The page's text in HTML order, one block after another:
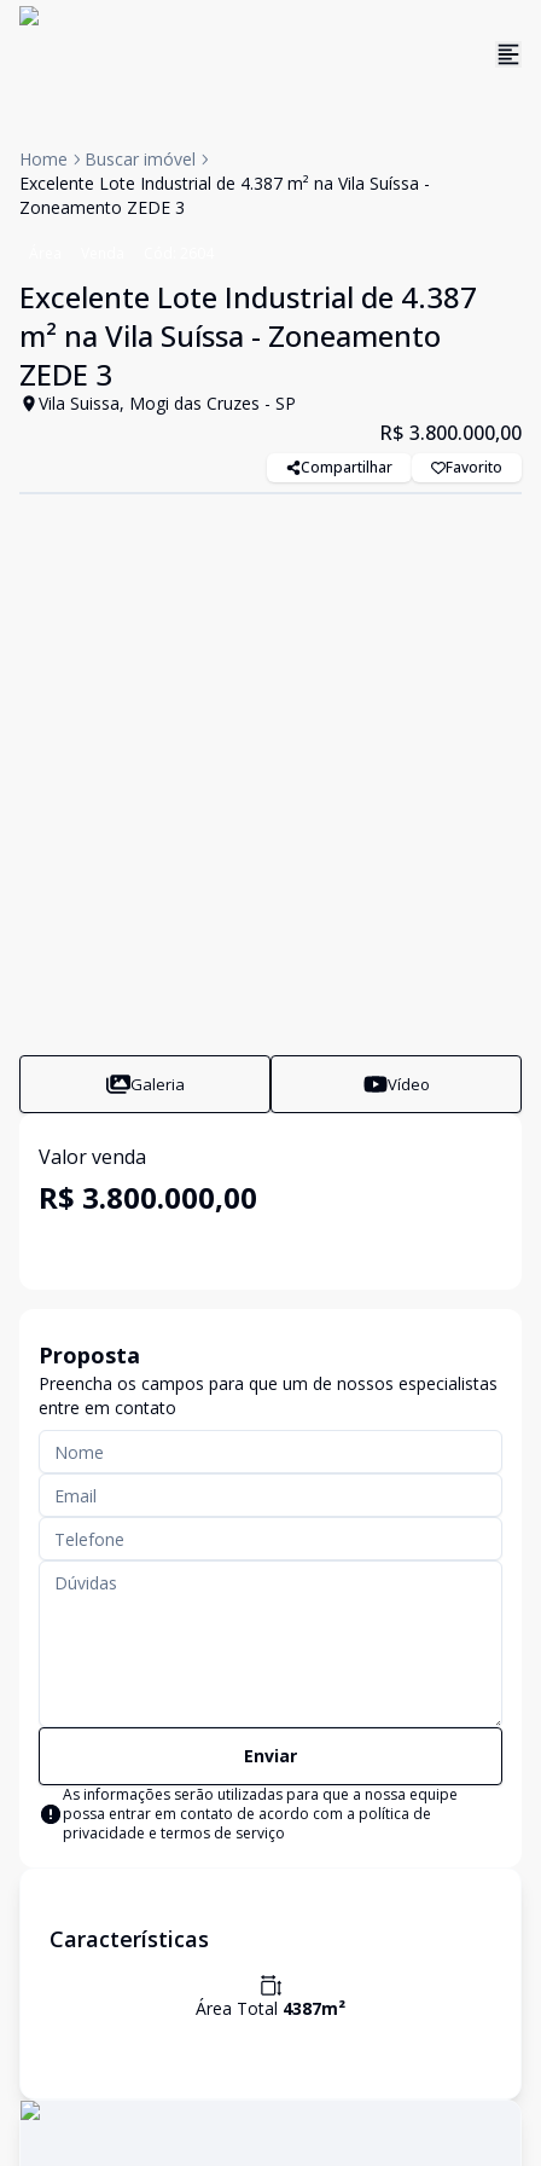
Home
Buscar imóvel
Excelente Lote Industrial de 4.387 m² na Vila Suíssa -
Zoneamento ZEDE 3
Excelente Lote Industrial de 4.387
m² na Vila Suíssa - Zoneamento
ZEDE 3
Vila Suissa, Mogi das Cruzes - SP
R$ 3.800.000,00
Compartilhar Favorito
Galeria Vídeo
Valor venda
R$ 3.800.000,00
Proposta
Preencha os campos para que um de nossos especialistas
entre em contato
Enviar
As informações serão utilizadas para que a nossa equipe
possa entrar em contato de acordo com a política de
privacidade e termos de serviço
Características
Área Total 4387m²